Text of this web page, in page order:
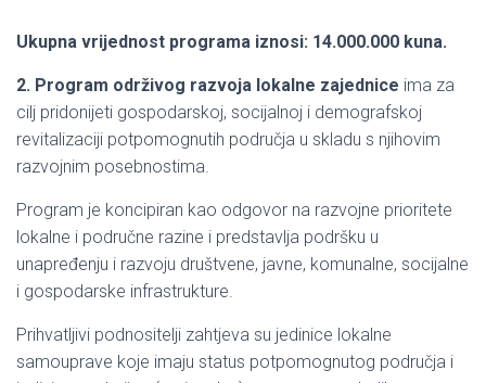
Ukupna vrijednost programa iznosi: 14.000.000 kuna.
2. Program održivog razvoja lokalne zajednice ima za
cilj pridonijeti gospodarskoj, socijalnoj i demografskoj
revitalizaciji potpomognutih područja u skladu s njihovim
razvojnim posebnostima.
Program je koncipiran kao odgovor na razvojne prioritete
lokalne i područne razine i predstavlja podršku u
unapređenju i razvoju društvene, javne, komunalne, socijalne
i gospodarske infrastrukture.
Prihvatljivi podnositelji zahtjeva su jedinice lokalne
samouprave koje imaju status potpomognutog područja i